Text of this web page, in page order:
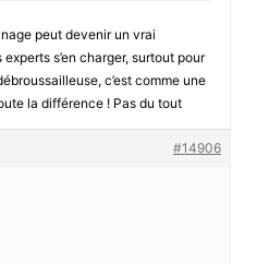
peut devenir un vrai
s’en charger, surtout pour
c’est comme une
la différence ! Pas du tout
#14906